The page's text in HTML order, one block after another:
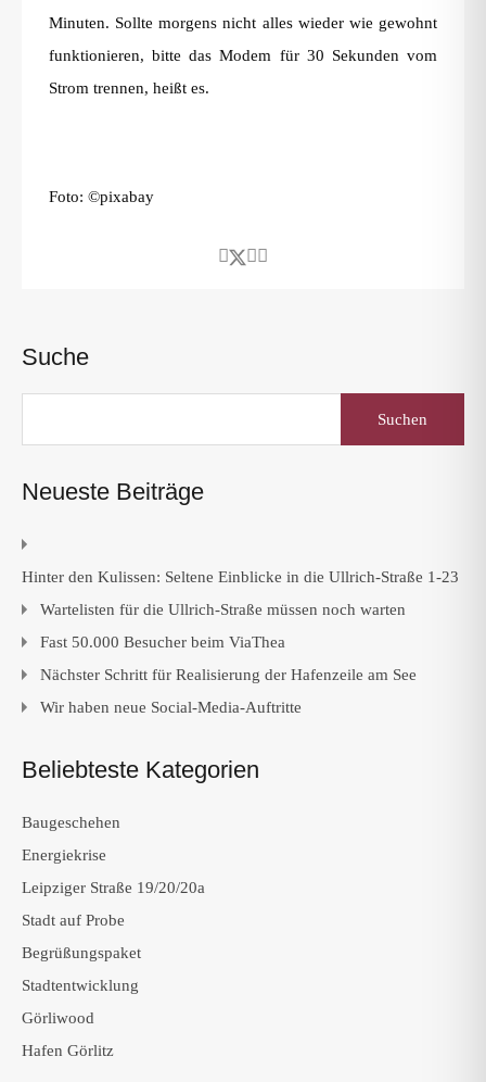
Minuten. Sollte morgens nicht alles wieder wie gewohnt
funktionieren, bitte das Modem für 30 Sekunden vom
Strom trennen, heißt es.
Foto: ©pixabay
Suche
Neueste Beiträge
Hinter den Kulissen: Seltene Einblicke in die Ullrich-Straße 1-23
Wartelisten für die Ullrich-Straße müssen noch warten
Fast 50.000 Besucher beim ViaThea
Nächster Schritt für Realisierung der Hafenzeile am See
Wir haben neue Social-Media-Auftritte
Beliebteste Kategorien
Baugeschehen
Energiekrise
Leipziger Straße 19/20/20a
Stadt auf Probe
Begrüßungspaket
Stadtentwicklung
Görliwood
Hafen Görlitz